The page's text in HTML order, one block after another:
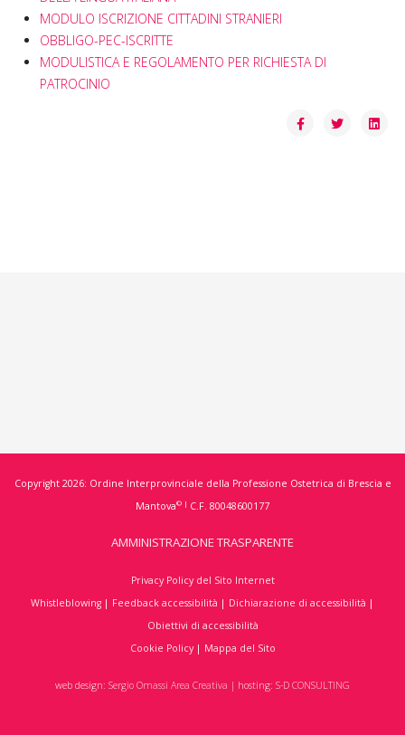
MODULO ISCRIZIONE CITTADINI STRANIERI
OBBLIGO-PEC-ISCRITTE
MODULISTICA E REGOLAMENTO PER RICHIESTA DI
PATROCINIO
Copyright 2026: Ordine Interprovinciale della Professione Ostetrica di Brescia e
Mantova© | C.F. 80048600177
AMMINISTRAZIONE TRASPARENTE
Privacy Policy del Sito Internet
Whistleblowing | Feedback accessibilità | Dichiarazione di accessibilità |
Obiettivi di accessibilità
Cookie Policy| Mappa del Sito
web design: Sergio Omassi Area Creativa | hosting: S-D CONSULTING